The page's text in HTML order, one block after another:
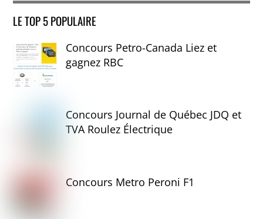
LE TOP 5 POPULAIRE
Concours Petro-Canada Liez et
gagnez RBC
Concours Journal de Québec JDQ et
TVA Roulez Électrique
Concours Metro Peroni F1